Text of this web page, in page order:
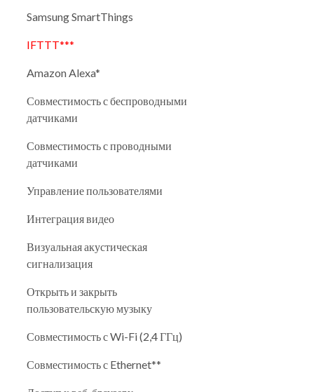
Samsung SmartThings
IFTTT***
Amazon Alexa*
Совместимость с беспроводными
датчиками
Совместимость с проводными
датчиками
Управление пользователями
Интеграция видео
Визуальная акустическая
сигнализация
Открыть и закрыть
пользовательскую музыку
Совместимость с Wi-Fi (2,4 ГГц)
Совместимость с Ethernet**